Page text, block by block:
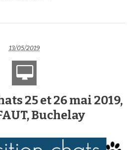
13/05/2019
25 et 26 mai 2019,
Buchelay